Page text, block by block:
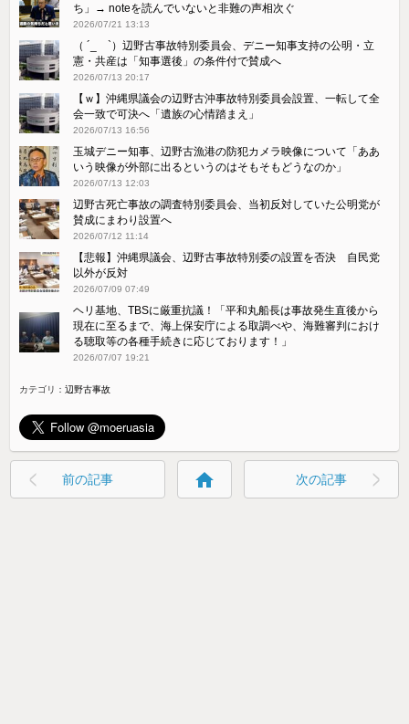
ち」→ noteを読んでいないと非難の声相次ぐ
2026/07/21 13:13
（ ´_ゝ`）辺野古事故特別委員会、デニー知事支持の公明・立
憲・共産は「知事選後」の条件付で賛成へ
2026/07/13 20:17
【ｗ】沖縄県議会の辺野古沖事故特別委員会設置、一転して全
会一致で可決へ「遺族の心情踏まえ」
2026/07/13 16:56
玉城デニー知事、辺野古漁港の防犯カメラ映像について「ああ
いう映像が外部に出るというのはそもそもどうなのか」
2026/07/13 12:03
辺野古死亡事故の調査特別委員会、当初反対していた公明党が
賛成にまわり設置へ
2026/07/12 11:14
【悲報】沖縄県議会、辺野古事故特別委の設置を否決 自民党
以外が反対
2026/07/09 07:49
ヘリ基地、TBSに厳重抗議！「平和丸船長は事故発生直後から
現在に至るまで、海上保安庁による取調べや、海難審判におけ
る聴取等の各種手続きに応じております！」
2026/07/07 19:21
カテゴリ：辺野古事故
前の記事 home 次の記事